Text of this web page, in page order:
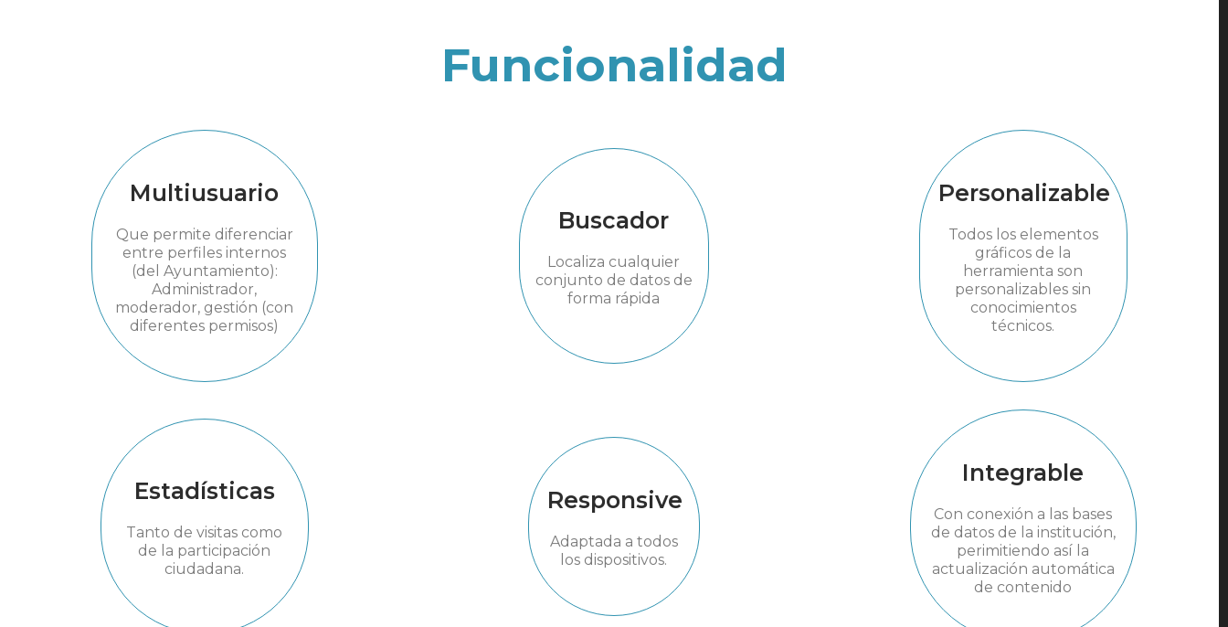
Funcionalidad
Multiusuario
Que permite diferenciar
entre perfiles internos
(del Ayuntamiento):
Administrador,
moderador, gestión (con
diferentes permisos)
Buscador
Localiza cualquier
conjunto de datos de
forma rápida
Personalizable
Todos los elementos
gráficos de la
herramienta son
personalizables sin
conocimientos
técnicos.
Estadísticas
Tanto de visitas como
de la participación
ciudadana.
Responsive
Adaptada a todos
los dispositivos.
Integrable
Con conexión a las bases
de datos de la institución,
perimitiendo así la
actualización automática
de contenido